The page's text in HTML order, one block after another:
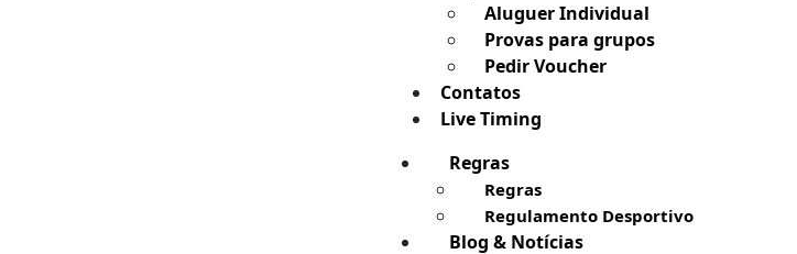
Aluguer Individual
Provas para grupos
Pedir Voucher
Contatos
Live Timing
Regras
Regras
Regulamento Desportivo
Blog & Notícias